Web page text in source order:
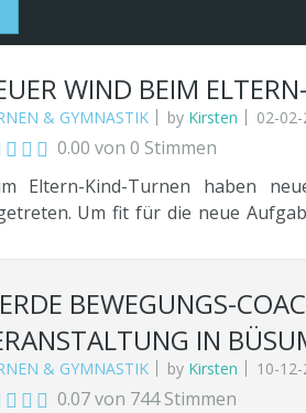
WIND BEIM
& GYMNASTIK by Kirsten 02-
0.00 von 0 Stimmen
Eltern-Kind-Turnen haben
Um fit für die neue
Spaß zu starten. von links: Lisa
BEWEGUNGS-
IN
& GYMNASTIK by Kirsten 10-
0.07 von 744 Stimmen